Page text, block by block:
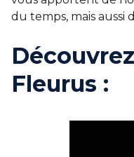
du temps, mais aussi
Fleurus :